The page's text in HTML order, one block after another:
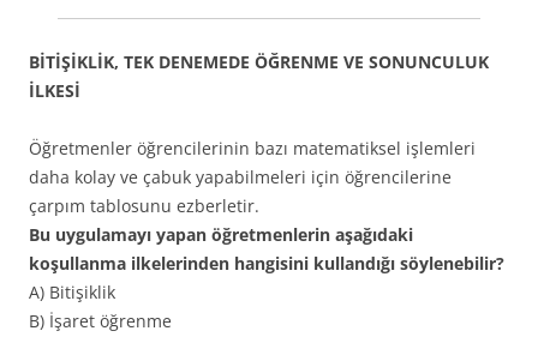
BİTİŞİKLİK, TEK DENEMEDE ÖĞRENME VE SONUNCULUK
İLKESİ
Öğretmenler öğrencilerinin bazı matematiksel işlemleri
daha kolay ve çabuk yapabilmeleri için öğrencilerine
çarpım tablosunu ezberletir.
Bu uygulamayı yapan öğretmenlerin aşağıdaki
koşullanma ilkelerinden hangisini kullandığı söylenebilir?
A) Bitişiklik
B) İşaret öğrenme